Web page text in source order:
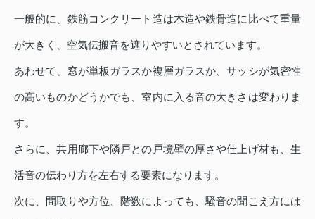
一般的に、鉄筋コンクリート造は木造や鉄骨造に比べて重量
が大きく、空気伝搬音を遮りやすいとされています。
あわせて、窓が単板ガラスか複層ガラスか、サッシが気密性
の高いものかどうかでも、室内に入る音の大きさは変わりま
す。
さらに、共用廊下や隣戸との戸境壁の厚さや仕上げ材も、生
活音の伝わり方を左右する要素になります。
次に、間取りや方位、階数によっても、騒音の聞こえ方には